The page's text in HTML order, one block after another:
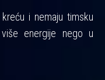
i nemaju timsku
energije nego u